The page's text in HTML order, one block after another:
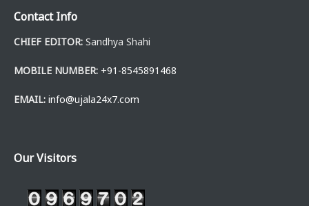
Contact Info
CHIEF EDITOR: Sandhya Shahi
MOBILE NUMBER: +91-8545891468
EMAIL: info@ujala24x7.com
Our Visitors